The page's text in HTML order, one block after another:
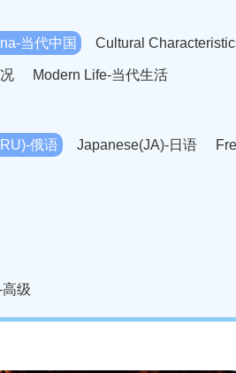
当代中国 Cultural
Modern Life-当代生活
俄语 Japanese(JA)-日语
级